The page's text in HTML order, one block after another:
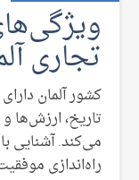
تجاری
کشور آلمان
تاریخ، ارزش‌ها
می‌کند. آشنایی
راه‌اندازی